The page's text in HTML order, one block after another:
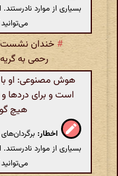
بسیاری از موارد
# خندان
رحمی به
هوش مصنوعی: او
است و برای
هیچ
اخطار:
بسیاری از موارد